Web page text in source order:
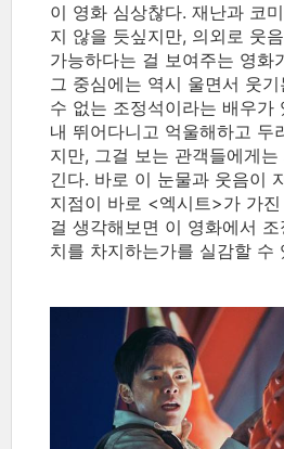
이 영화 심상찮다. 재난과 코
지 않을 듯싶지만, 의외로 웃
가능하다는 걸 보여주는 영화
그 중심에는 역시 울면서 웃
수 없는 조정석이라는 배우가
내 뛰어다니고 억울해하고 두
지만, 그걸 보는 관객들에게
긴다. 바로 이 눈물과 웃음이
지점이 바로 <엑시트>가 가
걸 생각해보면 이 영화에서
치를 차지하는가를 실감할 수